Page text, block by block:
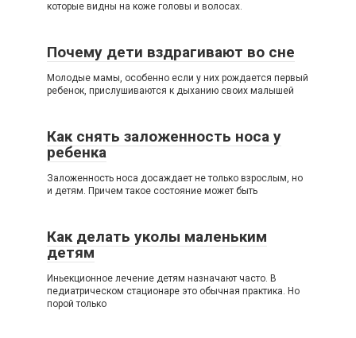
которые видны на коже головы и волосах.
Почему дети вздрагивают во сне
Молодые мамы, особенно если у них рождается первый
ребенок, прислушиваются к дыханию своих малышей
Как снять заложенность носа у
ребенка
Заложенность носа досаждает не только взрослым, но
и детям. Причем такое состояние может быть
Как делать уколы маленьким
детям
Иньекционное лечение детям назначают часто. В
педиатрическом стационаре это обычная практика. Но
порой только